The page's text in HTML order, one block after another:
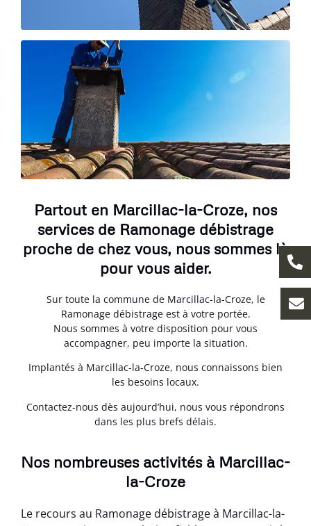
Partout en Marcillac-la-Croze, nos
services de Ramonage débistrage
proche de chez vous, nous sommes là
pour vous aider.
Sur toute la commune de Marcillac-la-Croze, le
Ramonage débistrage est à votre portée.
Nous sommes à votre disposition pour vous
accompagner, peu importe la situation.
Implantés à Marcillac-la-Croze, nous connaissons bien
les besoins locaux.
Contactez-nous dès aujourd’hui, nous vous répondrons
dans les plus brefs délais.
Nos nombreuses activités à Marcillac-
la-Croze
Le recours au Ramonage débistrage à Marcillac-la-